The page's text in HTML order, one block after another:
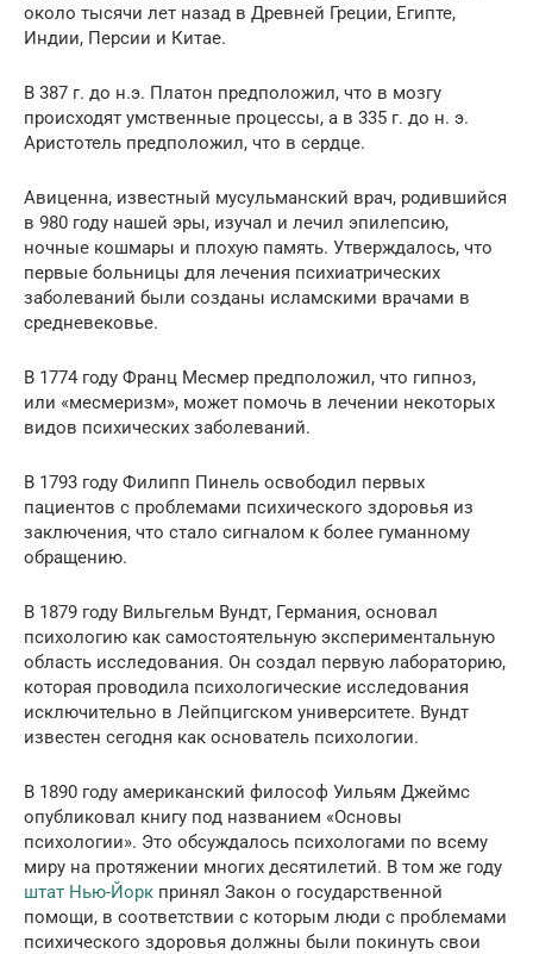
около тысячи лет назад в Древней Греции, Египте,
Индии, Персии и Китае.
В 387 г. до н.э. Платон предположил, что в мозгу
происходят умственные процессы, а в 335 г. до н. э.
Аристотель предположил, что в сердце.
Авиценна, известный мусульманский врач, родившийся
в 980 году нашей эры, изучал и лечил эпилепсию,
ночные кошмары и плохую память. Утверждалось, что
первые больницы для лечения психиатрических
заболеваний были созданы исламскими врачами в
средневековье.
В 1774 году Франц Месмер предположил, что гипноз,
или «месмеризм», может помочь в лечении некоторых
видов психических заболеваний.
В 1793 году Филипп Пинель освободил первых
пациентов с проблемами психического здоровья из
заключения, что стало сигналом к более гуманному
обращению.
В 1879 году Вильгельм Вундт, Германия, основал
психологию как самостоятельную экспериментальную
область исследования. Он создал первую лабораторию,
которая проводила психологические исследования
исключительно в Лейпцигском университете. Вундт
известен сегодня как основатель психологии.
В 1890 году американский философ Уильям Джеймс
опубликовал книгу под названием «Основы
психологии». Это обсуждалось психологами по всему
миру на протяжении многих десятилетий. В том же году
штат Нью-Йорк принял Закон о государственной
помощи, в соответствии с которым люди с проблемами
психического здоровья должны были покинуть свои